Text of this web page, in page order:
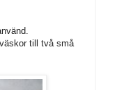
till två små